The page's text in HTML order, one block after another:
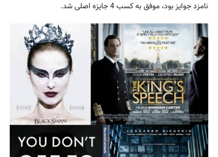
نامزد جوایز بود، موفق به کسب 4 جایزه اصلی شد.